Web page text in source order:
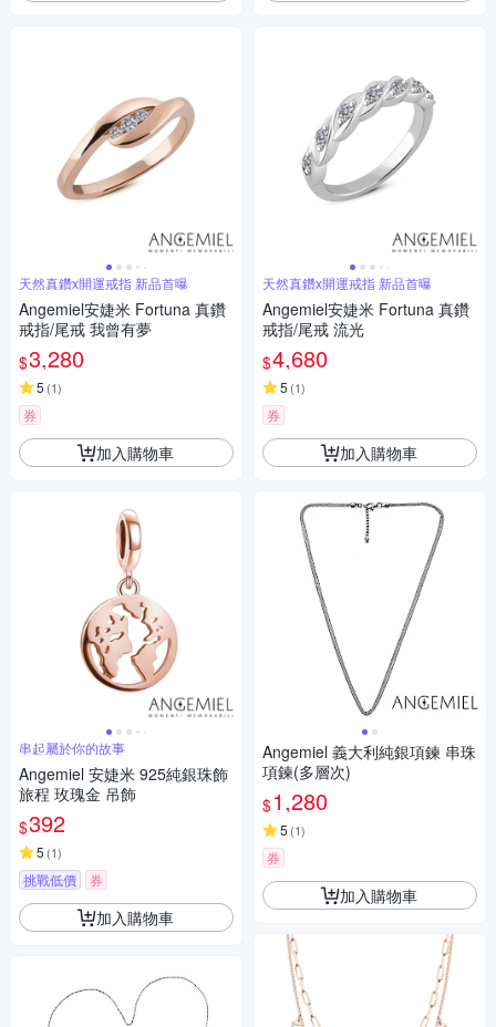
天然真鑽x開運戒指 新品首曝
Angemiel安婕米 Fortuna 真鑽
戒指/尾戒 我曾有夢
$3,280
5 (1)
券
加入購物車
串起屬於你的故事
Angemiel 安婕米 925純銀珠飾
旅程 玫瑰金 吊飾
$392
5 (1)
挑戰低價 券
加入購物車
天然真鑽x開運戒指 新品首曝
Angemiel安婕米 Fortuna 真鑽
戒指/尾戒 流光
$4,680
5 (1)
券
加入購物車
Angemiel 義大利純銀項鍊 串珠
項鍊(多層次)
$1,280
5 (1)
券
加入購物車